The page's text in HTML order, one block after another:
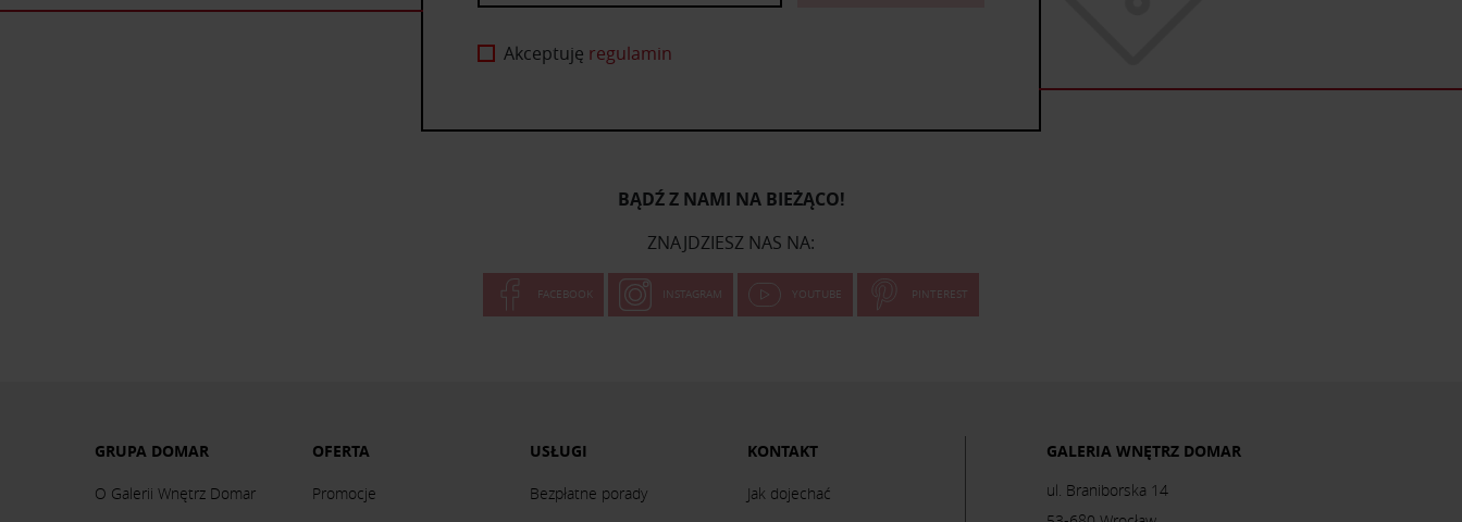
Akceptuję regulamin
BĄDŹ Z NAMI NA BIEŻĄCO!
ZNAJDZIESZ NAS NA:
FACEBOOK INSTAGRAM YOUTUBE PINTEREST
GRUPA DOMAR
O Galerii Wnętrz Domar
OFERTA
Promocje
USŁUGI
Bezpłatne porady
KONTAKT
Jak dojechać
GALERIA WNĘTRZ DOMAR
ul. Braniborska 14